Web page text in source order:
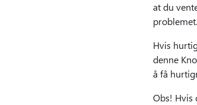
at du
problemet.
Hvis
denne
å få
Obs! Hvis